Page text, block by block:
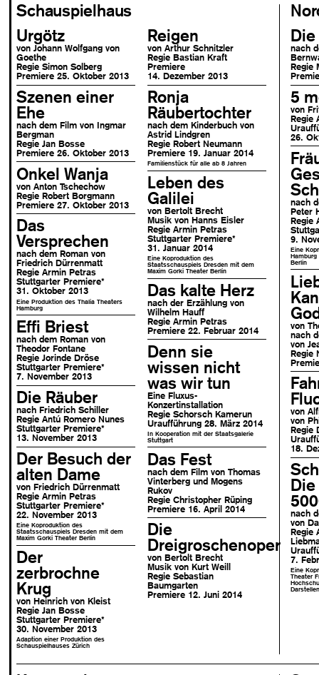
Schauspielhaus
Urgötz
von Johann Wolfgang von
Goethe
Regie Simon Solberg
Premiere 25. Oktober 2013
Szenen einer
Ehe
nach dem Film von Ingmar
Bergman
Regie Jan Bosse
Premiere 26. Oktober 2013
Onkel Wanja
von Anton Tschechow
Regie Robert Borgmann
Premiere 27. Oktober 2013
Das
Versprechen
nach dem Roman von
Friedrich Dürrenmatt
Regie Armin Petras
Stuttgarter Premiere*
31. Oktober 2013
Eine Produktion des Thalia Theaters
Hamburg
Effi Briest
nach dem Roman von
Theodor Fontane
Regie Jorinde Dröse
Stuttgarter Premiere*
7. November 2013
Die Räuber
nach Friedrich Schiller
Regie Antú Romero Nunes
Stuttgarter Premiere*
13. November 2013
Der Besuch der
alten Dame
von Friedrich Dürrenmatt
Regie Armin Petras
Stuttgarter Premiere*
22. November 2013
Eine Koproduktion des
Staatsschauspiels Dresden mit dem
Maxim Gorki Theater Berlin
Der
zerbrochne
Krug
von Heinrich von Kleist
Regie Jan Bosse
Stuttgarter Premiere*
30. November 2013
Adaption einer Produktion des
Schauspielhauses Zürich
Reigen
von Arthur Schnitzler
Regie Bastian Kraft
Premiere
14. Dezember 2013
Ronja
Räubertochter
nach dem Kinderbuch von
Astrid Lindgren
Regie Robert Neumann
Premiere 19. Januar 2014
Familienstück für alle ab 8 Jahren
Leben des
Galilei
von Bertolt Brecht
Musik von Hanns Eisler
Regie Armin Petras
Stuttgarter Premiere*
31. Januar 2014
Eine Koproduktion des
Staatsschauspiels Dresden mit dem
Maxim Gorki Theater Berlin
Das kalte Herz
nach der Erzählung von
Wilhelm Hauff
Regie Armin Petras
Premiere 22. Februar 2014
Denn sie
wissen nicht
was wir tun
Eine Fluxus-
Konzertinstallation
Regie Schorsch Kamerun
Uraufführung 28. März 2014
In Kooperation mit der Staatsgalerie
Stuttgart
Das Fest
nach dem Film von Thomas
Vinterberg und Mogens
Rukov
Regie Christopher Rüping
Premiere 16. April 2014
Die
Dreigroschenoper
von Bertolt Brecht
Musik von Kurt Weill
Regie Sebastian
Baumgarten
Premiere 12. Juni 2014
nach
Regie
5
von
Regie
26.
nach
Peter
Regie
9.
Eine
Berlin
von
nach
von
Regie
von
von
Regie
18.
nach
von
Regie
7.
Eine
Theater